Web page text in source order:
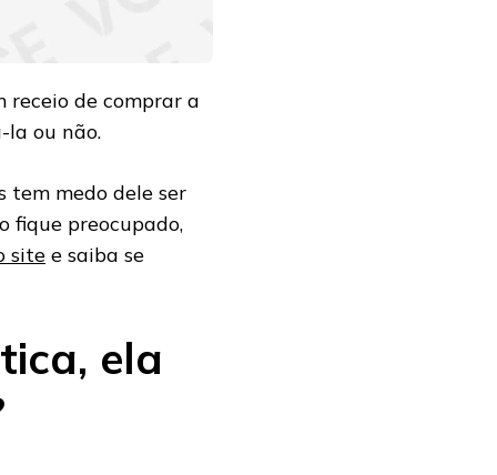
receio de comprar a
la ou não.
tem medo dele ser
fique preocupado,
site e saiba se
ela